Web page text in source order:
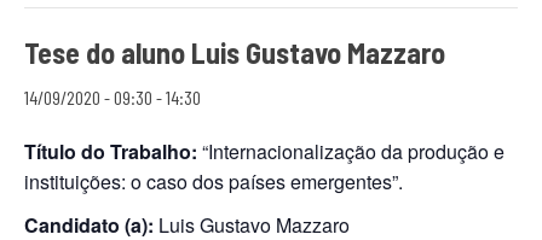
Tese do aluno Luis Gustavo Mazzaro
14/09/2020 - 09:30 -14:30
Título do Trabalho: “Internacionalização da produção e
instituições: o caso dos países emergentes”.
Candidato (a): Luis Gustavo Mazzaro